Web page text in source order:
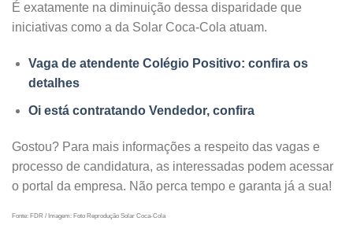
É exatamente na diminuição dessa disparidade que
iniciativas como a da Solar Coca-Cola atuam.
Vaga de atendente Colégio Positivo: confira os
detalhes
Oi está contratando Vendedor, confira
Gostou? Para mais informações a respeito das vagas e
processo de candidatura, as interessadas podem acessar
o portal da empresa. Não perca tempo e garanta já a sua!
Fonte: FDR / Imagem: Foto Reprodução Solar Coca-Cola